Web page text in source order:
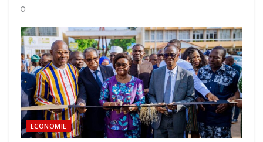
ECONOMIE